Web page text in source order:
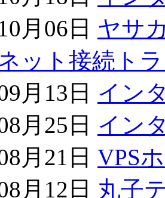
月06日 ヤサ
ット接続ト
月13日 イン
月25日 イン
月21日 VPS
月12日 丸子